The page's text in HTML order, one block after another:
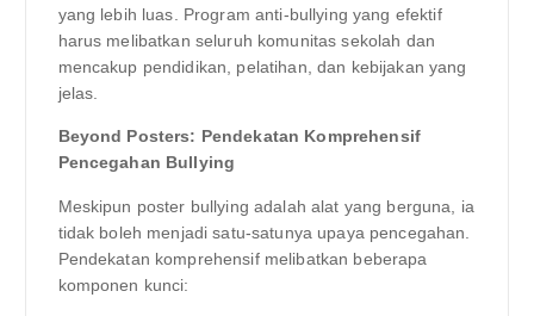
yang lebih luas. Program anti-bullying yang efektif
harus melibatkan seluruh komunitas sekolah dan
mencakup pendidikan, pelatihan, dan kebijakan yang
jelas.
Beyond Posters: Pendekatan Komprehensif
Pencegahan Bullying
Meskipun poster bullying adalah alat yang berguna, ia
tidak boleh menjadi satu-satunya upaya pencegahan.
Pendekatan komprehensif melibatkan beberapa
komponen kunci: